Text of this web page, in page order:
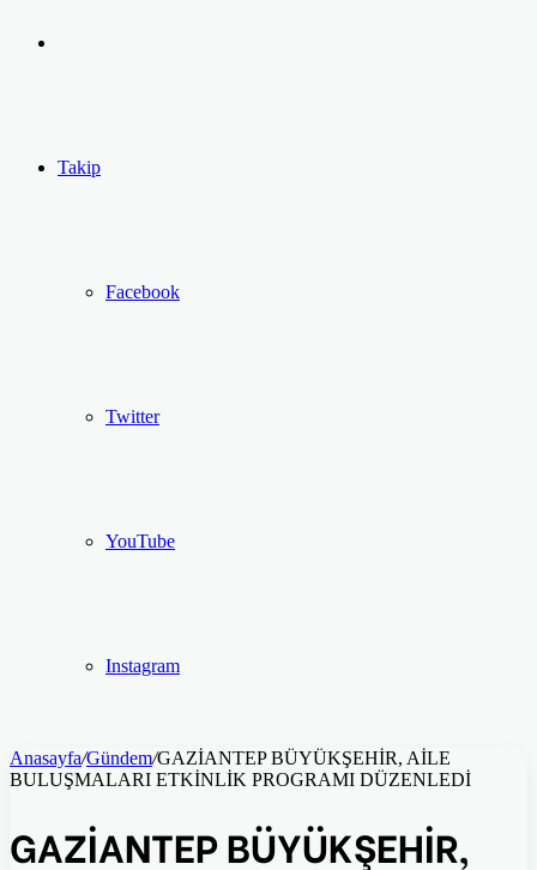
...
Ol
Takip
Facebook
Twitter
YouTube
Instagram
Anasayfa/Gündem/GAZİANTEP BÜYÜKŞEHİR, AİLE
BULUŞMALARI ETKİNLİK PROGRAMI DÜZENLEDİ
GAZİANTEP BÜYÜKŞEHİR,